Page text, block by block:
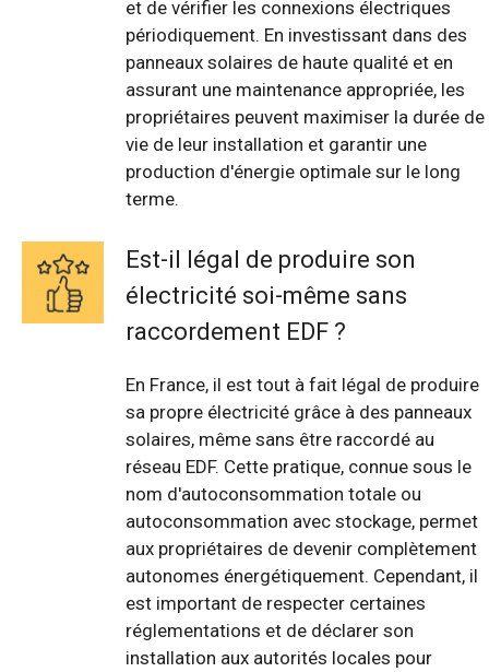
et de vérifier les connexions électriques
périodiquement. En investissant dans des
panneaux solaires de haute qualité et en
assurant une maintenance appropriée, les
propriétaires peuvent maximiser la durée de
vie de leur installation et garantir une
production d'énergie optimale sur le long
terme.
Est-il légal de produire son
électricité soi-même sans
raccordement EDF ?
En France, il est tout à fait légal de produire
sa propre électricité grâce à des panneaux
solaires, même sans être raccordé au
réseau EDF. Cette pratique, connue sous le
nom d'autoconsommation totale ou
autoconsommation avec stockage, permet
aux propriétaires de devenir complètement
autonomes énergétiquement. Cependant, il
est important de respecter certaines
réglementations et de déclarer son
installation aux autorités locales pour